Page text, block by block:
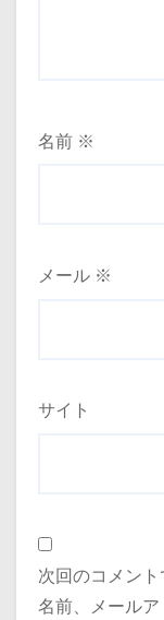
名前 ※
メール ※
サイト
次回のコメン
名前、メールア